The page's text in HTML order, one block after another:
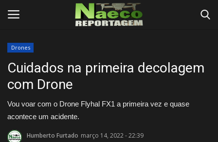
Início
Termos e Condições
Postagens
Drones
Cuidados na primeira decolagem
com Drone
Vou voar com o Drone Flyhal FX1 a primeira vez e quase
acontece um acidente.
Humberto Furtado março 14, 2022 - 22:39